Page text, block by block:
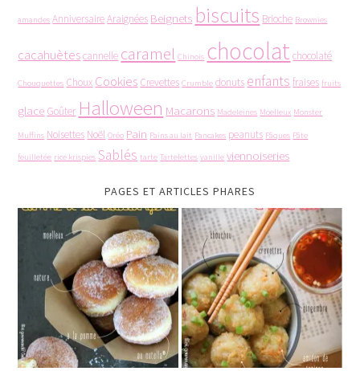
amandes AnniversaireAraignées Beignets biscuits Brioche Brownies
cacahuètescannelle caramel Chinois chocolat chocolaté
Chouquettes Choux Cookies Crevettes Crumble donuts enfants fraises fruits
glace Goûter Halloween Macarons Madeleines Moelleux Monster
Muffins Noisettes Noël Oréo Pain Pains au lait Pancakes peanuts Pâques Pâte
feuilletée rice krispies Sablés tarte Tartelettes vanille viennoiseries
PAGES ET ARTICLES PHARES